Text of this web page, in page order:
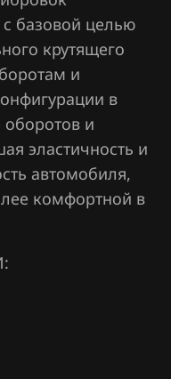
базовой целью
крутящего
и
в
и
эластичность и
автомобиля,
комфортной в